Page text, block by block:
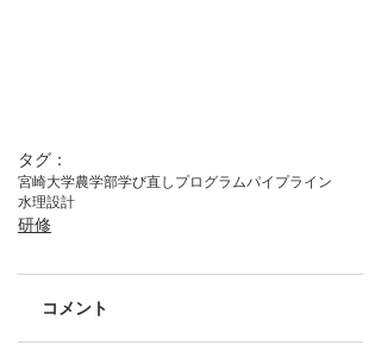
タグ：
宮崎大学農学部学び直しプログラムパイプライン
水理設計
研修
コメント